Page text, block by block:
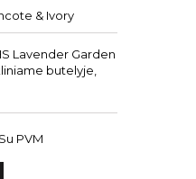
& Ivory
Lavender Garden
butelyje,
Su PVM